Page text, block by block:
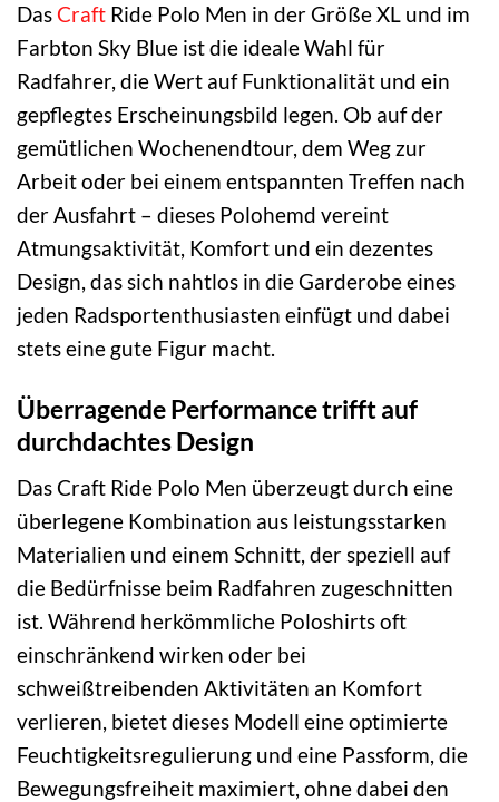
DasCraft Ride Polo Men in der Größe XL und im
Farbton Sky Blue ist die ideale Wahl für
Radfahrer, die Wert auf Funktionalität und ein
gepflegtes Erscheinungsbild legen. Ob auf der
gemütlichen Wochenendtour, dem Weg zur
Arbeit oder bei einem entspannten Treffen nach
der Ausfahrt – dieses Polohemd vereint
Atmungsaktivität, Komfort und ein dezentes
Design, das sich nahtlos in die Garderobe eines
jeden Radsportenthusiasten einfügt und dabei
stets eine gute Figur macht.
Überragende Performance trifft auf
durchdachtes Design
Das Craft Ride Polo Men überzeugt durch eine
überlegene Kombination aus leistungsstarken
Materialien und einem Schnitt, der speziell auf
die Bedürfnisse beim Radfahren zugeschnitten
ist. Während herkömmliche Poloshirts oft
einschränkend wirken oder bei
schweißtreibenden Aktivitäten an Komfort
verlieren, bietet dieses Modell eine optimierte
Feuchtigkeitsregulierung und eine Passform, die
Bewegungsfreiheit maximiert, ohne dabei den